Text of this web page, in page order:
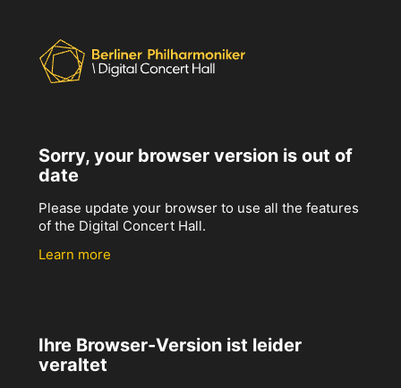
Sorry, your browser version is out of
date
Please update your browser to use all the features
of the Digital Concert Hall.
Learn more
Ihre Browser-Version ist leider
veraltet